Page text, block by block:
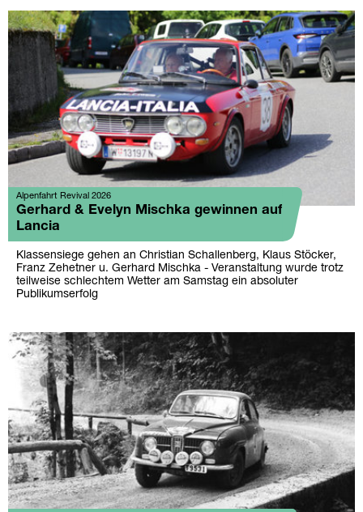
Alpenfahrt Revival 2026
Gerhard & Evelyn Mischka gewinnen auf
Lancia
Klassensiege gehen an Christian Schallenberg, Klaus Stöcker,
Franz Zehetner u. Gerhard Mischka - Veranstaltung wurde trotz
teilweise schlechtem Wetter am Samstag ein absoluter
Publikumserfolg